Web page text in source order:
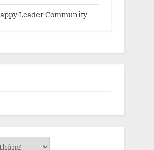
Leader Community